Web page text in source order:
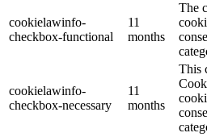
cookielawinfo-
checkbox-functional
11
months
The
cookielawinfo-
checkbox-necessary
11
months
This